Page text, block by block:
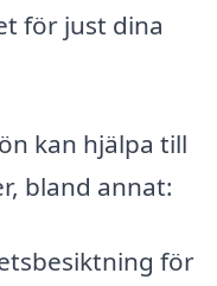
för just dina
kan hjälpa till
bland annat:
för